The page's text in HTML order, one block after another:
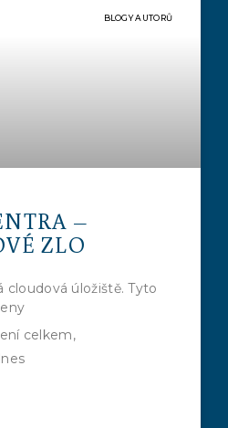
BLOGY AUTORŮ
–
ZLO
cloudová úložiště. Tyto
celkem,